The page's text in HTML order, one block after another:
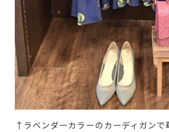
↑ラベンダーカラーのカーディガンで